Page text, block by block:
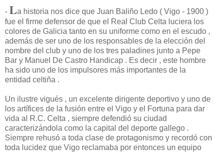
- La historia nos dice que Juan Baliño Ledo ( Vigo - 1900 )
fue el firme defensor de que el Real Club Celta luciera los
colores de Galicia tanto en su uniforme como en el escudo ,
además de ser uno de los responsables de la elección del
nombre del club y uno de los tres paladines junto a Pepe
Bar y Manuel De Castro Handicap . Es decir , este hombre
ha sido uno de los impulsores más importantes de la
entidad celtiña .
Un ilustre vigués , un excelente dirigente deportivo y uno de
los artífices de la fusión entre el Vigo y el Fortuna para dar
vida al R.C. Celta , siempre defendió su ciudad
caracterizándola como la capital del deporte gallego .
Siempre rehusó a toda clase de protagonismo y recordó con
toda lucidez que Vigo reclamaba por entonces un equipo